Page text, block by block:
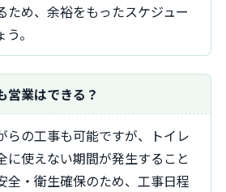
ため、余裕をもったスケジュー
。
営業はできる？
に使えない期間が発生すること
全・衛生確保のため、工事日程